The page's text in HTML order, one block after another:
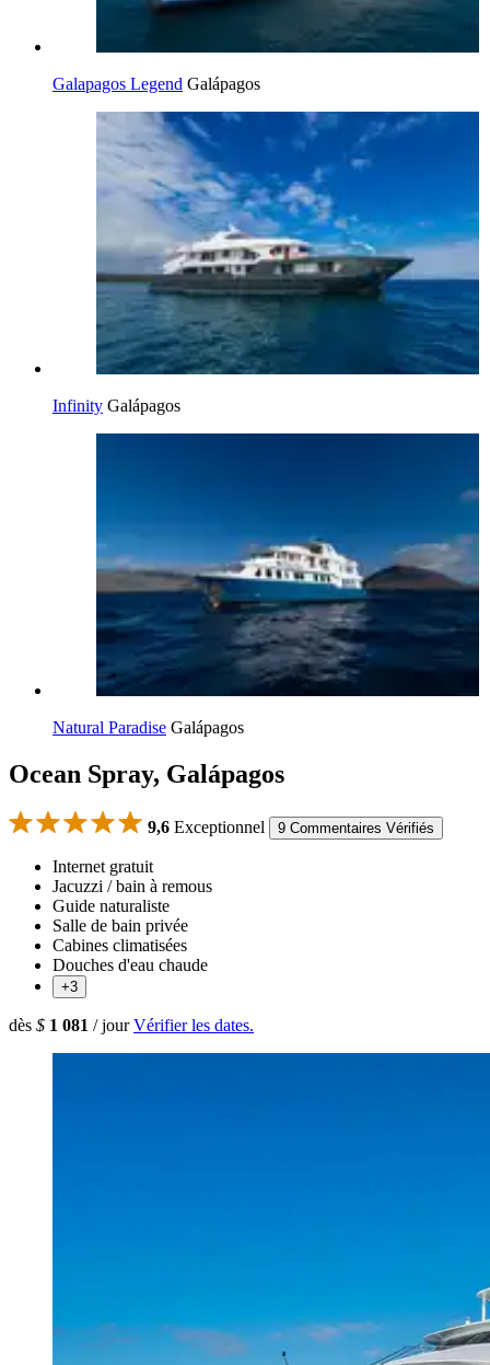
Galapagos Legend Galápagos
Infinity Galápagos
Natural Paradise Galápagos
Ocean Spray, Galápagos
9,6 Exceptionnel 9 Commentaires Vérifiés
Internet gratuit
Jacuzzi / bain à remous
Guide naturaliste
Salle de bain privée
Cabines climatisées
Douches d'eau chaude
+3
dès $ 1 081 / jour Vérifier les dates.